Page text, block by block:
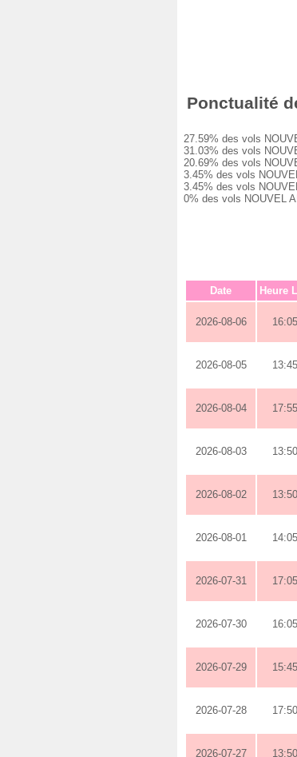
Ponctualité
27.59% des vols
31.03% des vols
20.69% des vols
3.45% des vols
3.45% des vols
0% des vols NOUVEL
Date Heure
2026-08-06
2026-08-05
2026-08-04
2026-08-03
2026-08-02
2026-08-01
2026-07-31
2026-07-30
2026-07-29
2026-07-28
2026-07-27